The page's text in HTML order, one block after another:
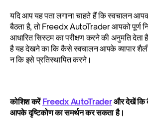
यदि आप यह पता लगाना चाहते हैं कि स्वचालन
बैठता है, तो Freedx AutoTrader आपको पूर्ण
आधारित सिस्टम का परीक्षण करने की अनुमति
है यह देखने का कि कैसे स्वचालन आपके व्यापार
न कि इसे प्रतिस्थापित करने।
कोशिश करें Freedx AutoTrader और देखें कि
आपके दृष्टिकोण का समर्थन कर सकता है।